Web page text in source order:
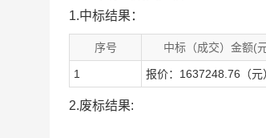
1.中标结果：
序号 中标（成交）金额(
1 报价：1637248.76（元
2.废标结果: